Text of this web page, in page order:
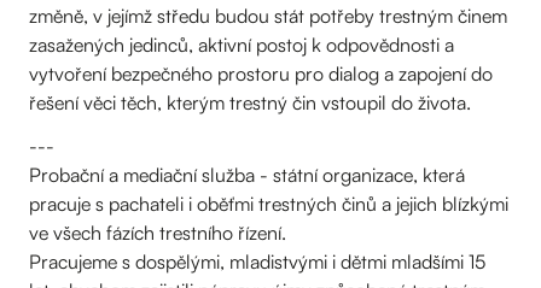
změně, v jejímž středu budou stát potřeby trestným činem
zasažených jedinců, aktivní postoj k odpovědnosti a
vytvoření bezpečného prostoru pro dialog a zapojení do
řešení věci těch, kterým trestný čin vstoupil do života.
---
Probační a mediační služba - státní organizace, která
pracuje s pachateli i oběťmi trestných činů a jejich blízkými
ve všech fázích trestního řízení.
Pracujeme s dospělými, mladistvými i dětmi mladšími 15